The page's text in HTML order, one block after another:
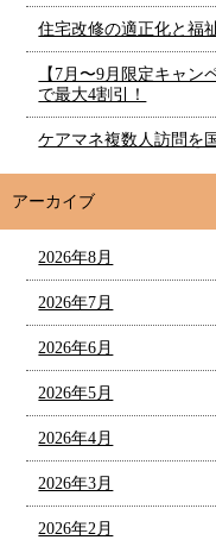
住宅改修の適正化と福
【7月〜9月限定キャ
で最大4割引！
ケアマネ複数人訪問を
アーカイブ
2026年8月
2026年7月
2026年6月
2026年5月
2026年4月
2026年3月
2026年2月